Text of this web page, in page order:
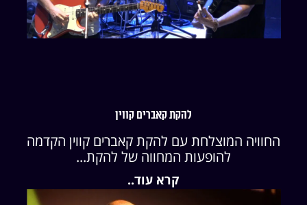
להקת קאברים קווין
החוויה המוצלחת עם להקת קאברים קווין הקדמה
להופעות המחווה של להקת...
קרא עוד..